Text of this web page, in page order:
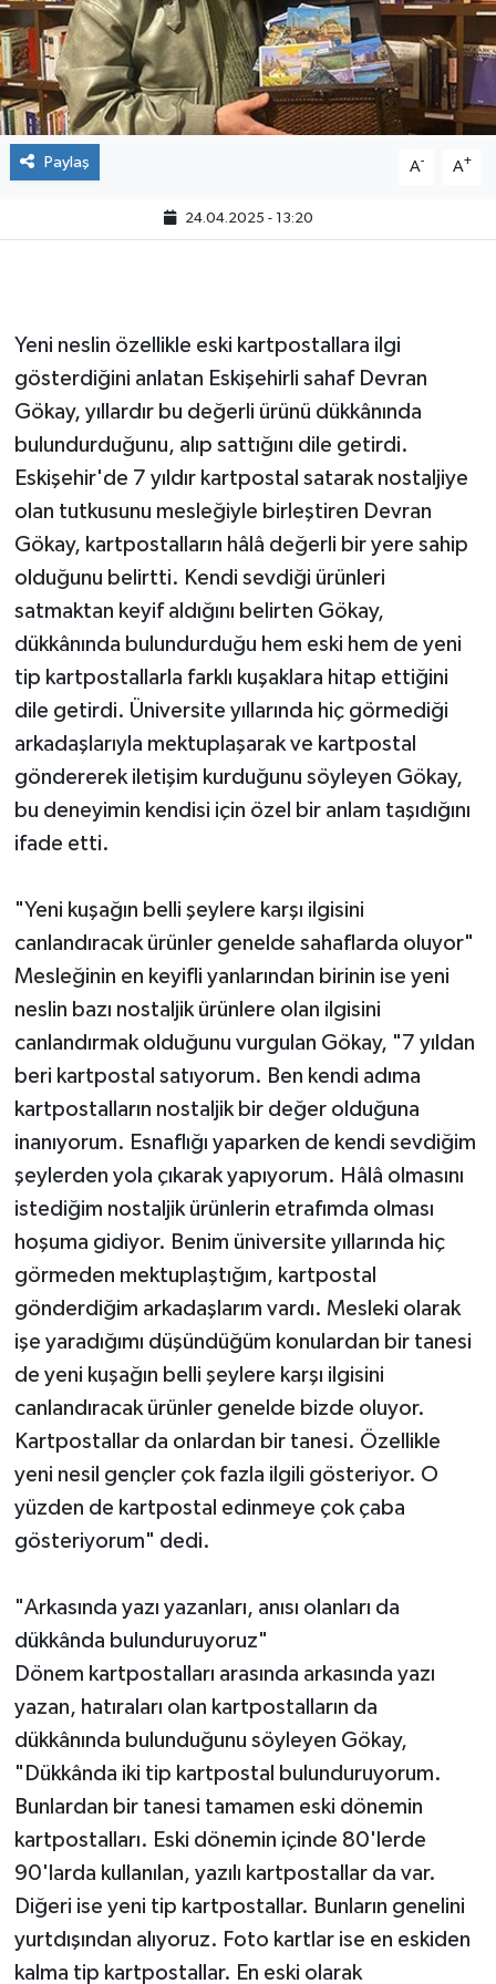
Paylaş A- A+
24.04.2025 - 13:20
Yeni neslin özellikle eski kartpostallara ilgi
gösterdiğini anlatan Eskişehirli sahaf Devran
Gökay, yıllardır bu değerli ürünü dükkânında
bulundurduğunu, alıp sattığını dile getirdi.
Eskişehir'de 7 yıldır kartpostal satarak nostaljiye
olan tutkusunu mesleğiyle birleştiren Devran
Gökay, kartpostalların hâlâ değerli bir yere sahip
olduğunu belirtti. Kendi sevdiği ürünleri
satmaktan keyif aldığını belirten Gökay,
dükkânında bulundurduğu hem eski hem de yeni
tip kartpostallarla farklı kuşaklara hitap ettiğini
dile getirdi. Üniversite yıllarında hiç görmediği
arkadaşlarıyla mektuplaşarak ve kartpostal
göndererek iletişim kurduğunu söyleyen Gökay,
bu deneyimin kendisi için özel bir anlam taşıdığını
ifade etti.
"Yeni kuşağın belli şeylere karşı ilgisini
canlandıracak ürünler genelde sahaflarda oluyor"
Mesleğinin en keyifli yanlarından birinin ise yeni
neslin bazı nostaljik ürünlere olan ilgisini
canlandırmak olduğunu vurgulan Gökay, "7 yıldan
beri kartpostal satıyorum. Ben kendi adıma
kartpostalların nostaljik bir değer olduğuna
inanıyorum. Esnaflığı yaparken de kendi sevdiğim
şeylerden yola çıkarak yapıyorum. Hâlâ olmasını
istediğim nostaljik ürünlerin etrafımda olması
hoşuma gidiyor. Benim üniversite yıllarında hiç
görmeden mektuplaştığım, kartpostal
gönderdiğim arkadaşlarım vardı. Mesleki olarak
işe yaradığımı düşündüğüm konulardan bir tanesi
de yeni kuşağın belli şeylere karşı ilgisini
canlandıracak ürünler genelde bizde oluyor.
Kartpostallar da onlardan bir tanesi. Özellikle
yeni nesil gençler çok fazla ilgili gösteriyor. O
yüzden de kartpostal edinmeye çok çaba
gösteriyorum" dedi.
"Arkasında yazı yazanları, anısı olanları da
dükkânda bulunduruyoruz"
Dönem kartpostalları arasında arkasında yazı
yazan, hatıraları olan kartpostalların da
dükkânında bulunduğunu söyleyen Gökay,
"Dükkânda iki tip kartpostal bulunduruyorum.
Bunlardan bir tanesi tamamen eski dönemin
kartpostalları. Eski dönemin içinde 80'lerde
90'larda kullanılan, yazılı kartpostallar da var.
Diğeri ise yeni tip kartpostallar. Bunların genelini
yurtdışından alıyoruz. Foto kartlar ise en eskiden
kalma tip kartpostallar. En eski olarak